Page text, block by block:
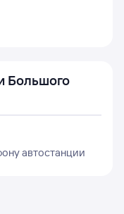
Большого
автостанции